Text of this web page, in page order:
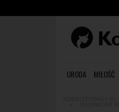
URODA MIŁOŚĆ